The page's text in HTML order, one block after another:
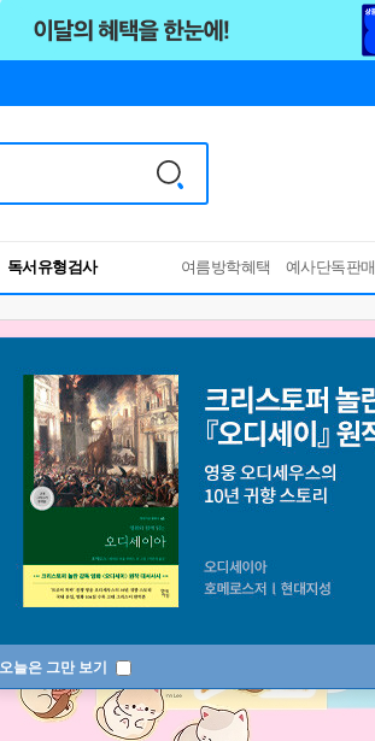
RBTI Lab
독서유형검사
여름방학혜택 예사단독판매
오늘은 그만 보기